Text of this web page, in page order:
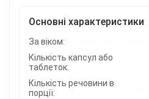
Основні характеристики
За віком:
Кількість капсул або
таблеток:
Кількість речовини в
порції: